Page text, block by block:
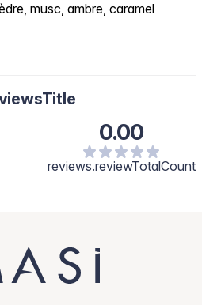
musc, ambre, caramel
0.00
reviews.reviewTotalCount